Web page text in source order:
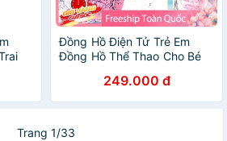
Đồng Hồ Điện Tử Trẻ Em
Đồng Hồ Thể Thao Cho Bé
249.000 đ
Trang 1/33